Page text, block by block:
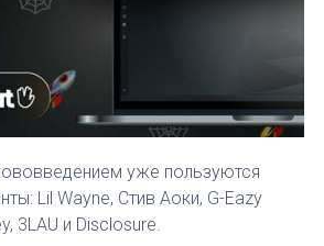
уже пользуются
Lil Wayne, Стив Аоки, G-Eazy
3LAU и Disclosure.